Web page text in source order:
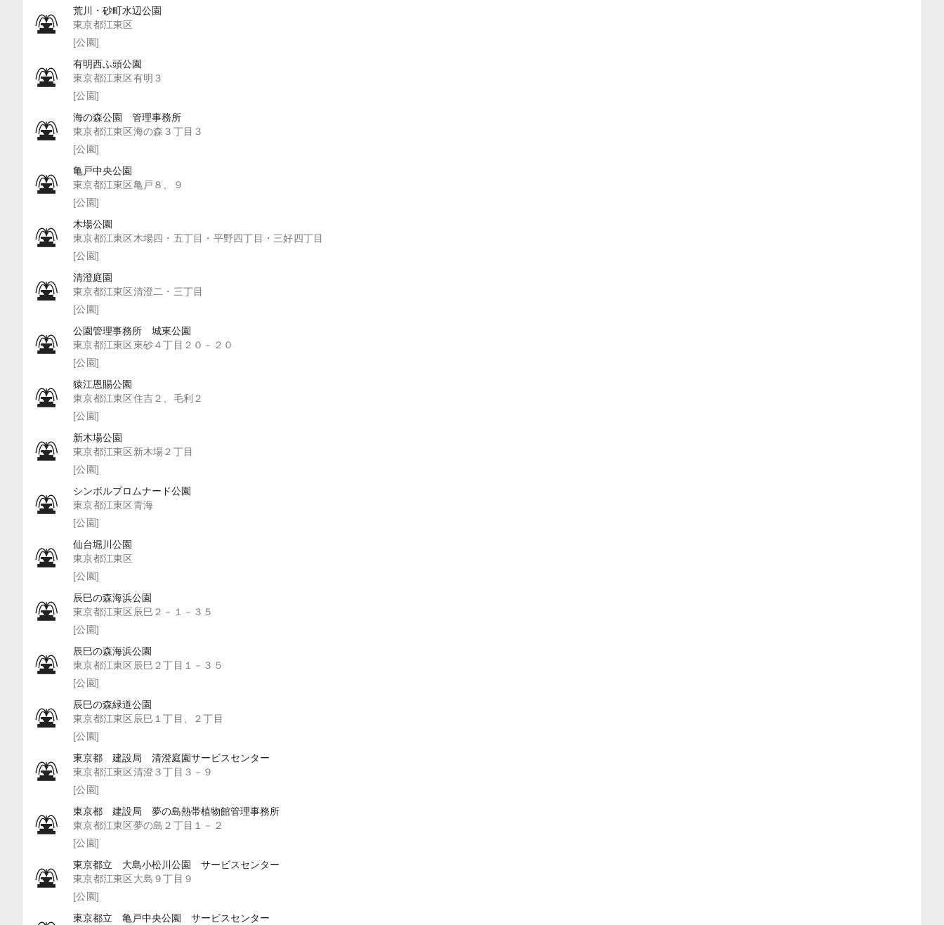
荒川・砂町水辺公園
東京都江東区
[公園]
有明西ふ頭公園
東京都江東区有明３
[公園]
海の森公園 管理事務所
東京都江東区海の森３丁目３
[公園]
亀戸中央公園
東京都江東区亀戸８、９
[公園]
木場公園
東京都江東区木場四・五丁目・平野四丁目・三好四丁目
[公園]
清澄庭園
東京都江東区清澄二・三丁目
[公園]
公園管理事務所 城東公園
東京都江東区東砂４丁目２０－２０
[公園]
猿江恩賜公園
東京都江東区住吉２、毛利２
[公園]
新木場公園
東京都江東区新木場２丁目
[公園]
シンボルプロムナード公園
東京都江東区青海
[公園]
仙台堀川公園
東京都江東区
[公園]
辰巳の森海浜公園
東京都江東区辰巳２－１－３５
[公園]
辰巳の森海浜公園
東京都江東区辰巳２丁目１－３５
[公園]
辰巳の森緑道公園
東京都江東区辰巳１丁目、２丁目
[公園]
東京都 建設局 清澄庭園サービスセンター
東京都江東区清澄３丁目３－９
[公園]
東京都 建設局 夢の島熱帯植物館管理事務所
東京都江東区夢の島２丁目１－２
[公園]
東京都立 大島小松川公園 サービスセンター
東京都江東区大島９丁目９
[公園]
東京都立 亀戸中央公園 サービスセンター